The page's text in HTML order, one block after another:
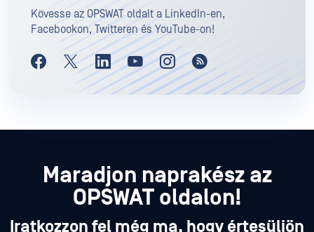
Kövesse az OPSWAT oldalt a LinkedIn-en,
Facebookon, Twitteren és YouTube-on!
Maradjon naprakész az
OPSWAT oldalon!
Iratkozzon fel még ma, hogy értesüljön